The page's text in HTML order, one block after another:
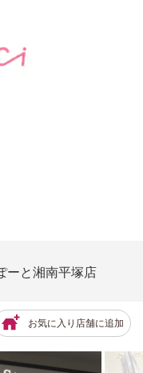
ーと湘南平塚店
お気に入り店舗に追加